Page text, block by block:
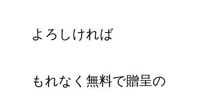
よろしければ
もれなく無料で贈呈の